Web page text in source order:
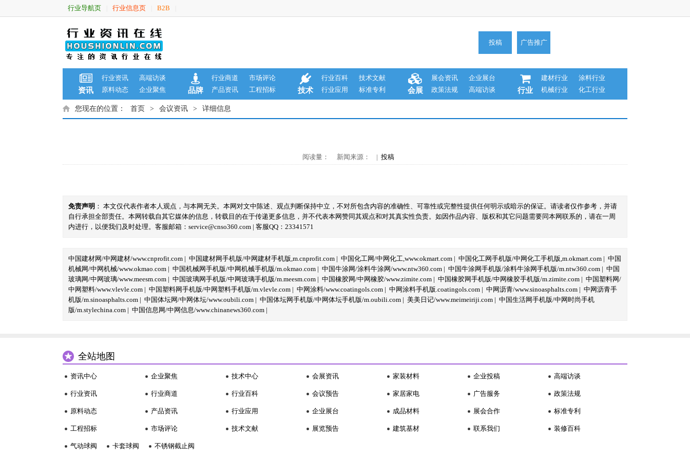
行业导航页 行业信息页 B2B
投稿 广告推广
资讯
行业资讯
高端访谈
原料动态
企业聚焦 品牌
行业商道
市场评论
产品资讯
工程招标 技术
行业百科
技术文献
行业应用
标准专利 会展
展会资讯
企业展台
政策法规
高端访谈 行业
建材行业
涂料行业
机械行业
化工行业
您现在的位置： 首页 > 会议资讯 > 详细信息
阅读量： 新闻来源： | 投稿
免责声明 ： 本文仅代表作者本人观点，与本网无关。本网对文中陈述、观点判断保持中立，不对所包含内容的准确性、可靠性或完整性提供任何明示或暗示的保证。请读者仅作参考，并请
自行承担全部责任。本网转载自其它媒体的信息，转载目的在于传递更多信息，并不代表本网赞同其观点和对其真实性负责。如因作品内容、版权和其它问题需要同本网联系的，请在一周
内进行，以便我们及时处理。客服邮箱：service@cnso360.com | 客服QQ：23341571
中国建材网/中网建材/www.cnprofit.com | 中国建材网手机版/中网建材手机版,m.cnprofit.com | 中国化工网/中网化工,www.okmart.com | 中国化工网手机版/中网化工手机版,m.okmart.com | 中国
机械网/中网机械/www.okmao.com | 中国机械网手机版/中网机械手机版/m.okmao.com | 中国牛涂网/涂料牛涂网/www.ntw360.com | 中国牛涂网手机版/涂料牛涂网手机版/m.ntw360.com | 中国
玻璃网/中网玻璃/www.meesm.com | 中国玻璃网手机版/中网玻璃手机版/m.meesm.com | 中国橡胶网/中网橡胶/www.zimite.com | 中国橡胶网手机版/中网橡胶手机版/m.zimite.com | 中国塑料网/
中网塑料/www.vlevle.com | 中国塑料网手机版/中网塑料手机版/m.vlevle.com | 中网涂料/www.coatingols.com | 中网涂料手机版.coatingols.com | 中网沥青/www.sinoasphalts.com | 中网沥青手
机版/m.sinoasphalts.com | 中国体坛网/中网体坛/www.oubili.com | 中国体坛网手机版/中网体坛手机版/m.oubili.com | 美美日记/www.meimeiriji.com | 中国生活网手机版/中网时尚手机
版/m.stylechina.com | 中国信息网/中网信息/www.chinanews360.com |
全站地图
资讯中心
行业资讯
原料动态
工程招标
企业聚焦
行业商道
产品资讯
市场评论
技术中心
行业百科
行业应用
技术文献
会展资讯
会议预告
企业展台
展览预告
家装材料
家居家电
成品材料
建筑基材
企业投稿
广告服务
展会合作
联系我们
高端访谈
政策法规
标准专利
装修百科
气动球阀 卡套球阀 不锈钢截止阀